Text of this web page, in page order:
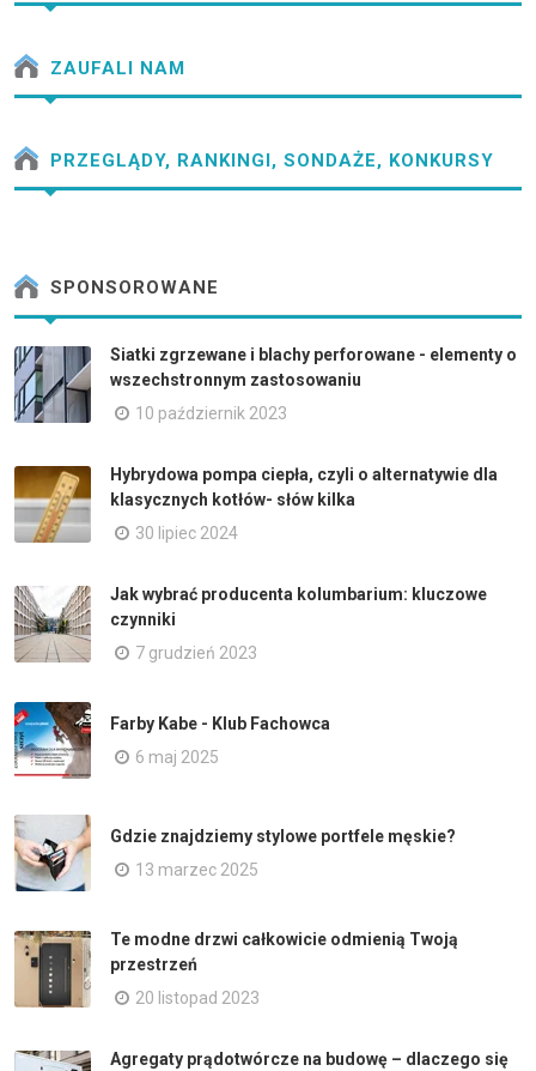
ZAUFALI NAM
PRZEGLĄDY, RANKINGI, SONDAŻE, KONKURSY
SPONSOROWANE
Siatki zgrzewane i blachy perforowane - elementy o
wszechstronnym zastosowaniu
10 październik 2023
Hybrydowa pompa ciepła, czyli o alternatywie dla
klasycznych kotłów- słów kilka
30 lipiec 2024
Jak wybrać producenta kolumbarium: kluczowe
czynniki
7 grudzień 2023
Farby Kabe - Klub Fachowca
6 maj 2025
Gdzie znajdziemy stylowe portfele męskie?
13 marzec 2025
Te modne drzwi całkowicie odmienią Twoją
przestrzeń
20 listopad 2023
Agregaty prądotwórcze na budowę – dlaczego się